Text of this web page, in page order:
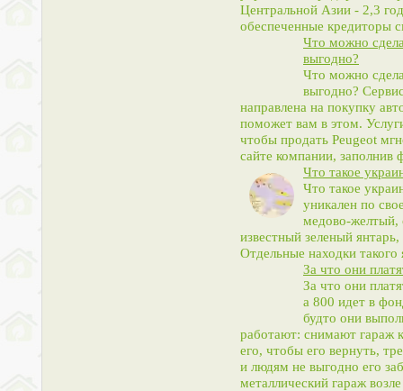
Центральной Азии - 2,3
обеспеченные кредиторы
Что можно
выгодно?
Что можно
выгодно?
направлена ​​на покупку
поможет вам в этом.
чтобы продать Peugeot
сайте компании,
Что такое
Что такое
уникален по
медово-желтый,
известный зеленый
Отдельные находки
За что они
За что они
а 800 идет в
будто они
работают: снимают гараж
его, чтобы его вернуть,
и людям не выгодно его
металлический гараж